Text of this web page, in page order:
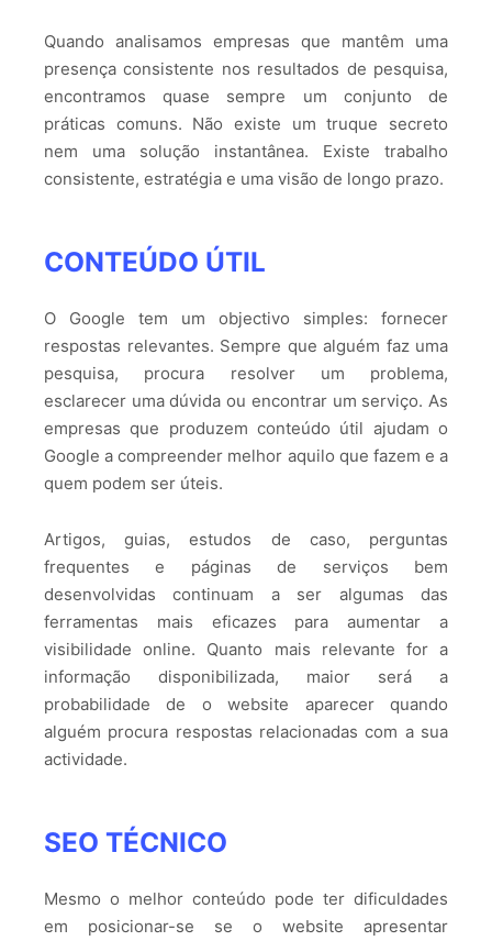
Quando analisamos empresas que mantêm uma
presença consistente nos resultados de pesquisa,
encontramos quase sempre um conjunto de
práticas comuns. Não existe um truque secreto
nem uma solução instantânea. Existe trabalho
consistente, estratégia e uma visão de longo prazo.
CONTEÚDO ÚTIL
O Google tem um objectivo simples: fornecer
respostas relevantes. Sempre que alguém faz uma
pesquisa, procura resolver um problema,
esclarecer uma dúvida ou encontrar um serviço. As
empresas que produzem conteúdo útil ajudam o
Google a compreender melhor aquilo que fazem e a
quem podem ser úteis.
Artigos, guias, estudos de caso, perguntas
frequentes e páginas de serviços bem
desenvolvidas continuam a ser algumas das
ferramentas mais eficazes para aumentar a
visibilidade online. Quanto mais relevante for a
informação disponibilizada, maior será a
probabilidade de o website aparecer quando
alguém procura respostas relacionadas com a sua
actividade.
SEO TÉCNICO
Mesmo o melhor conteúdo pode ter dificuldades
em posicionar-se se o website apresentar